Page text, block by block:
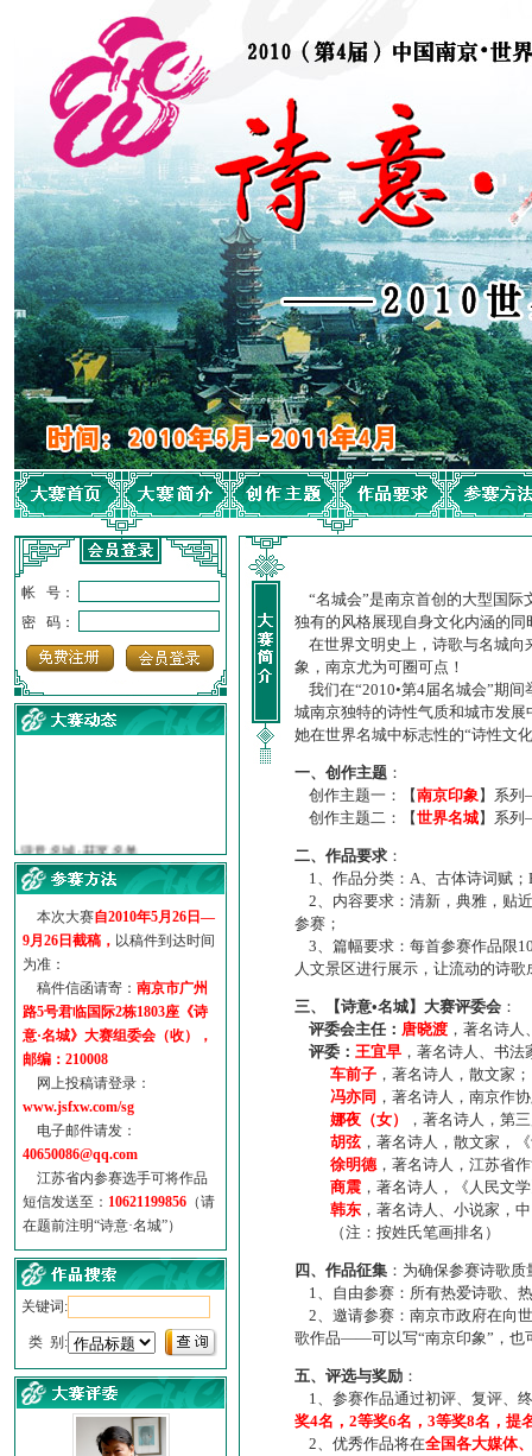
帐 号：
密 码：
·【诗意·名城】地铁展示作...
诗意名城·地铁时间
·地铁完美呈现【诗意·名城...
参赛作品多达5000多首
“诗意·名城”晒诗会
特别通知--致广大诗词爱好...
本次大赛自2010年5月26日—
9月26日截稿， 以稿件到达时间
为准：
稿件信函请寄： 南京市广州
路5号君临国际2栋1803座《诗
意·名城》大赛组委会（收），
邮编：210008
网上投稿请登录：
www.jsfxw.com/sg
电子邮件请发：
40650086@qq.com
江苏省内参赛选手可将作品
短信发送至： 10621199856 （请
在题前注明“诗意·名城”）
关键词:
类 别:
“名城会”是南京首创的大型国际
独有的风格展现自身文化内涵的
在世界文明史上，诗歌与名城向
象，南京尤为可圈可点！
我们在“2010•第4届名城会”期
城南京独特的诗性气质和城市发
她在世界名城中标志性的“诗性文
一、创作主题 ：
创作主题一：【南京印象】系
创作主题二：【世界名城】系
二、作品要求 ：
1、作品分类：A、古体诗词赋；
2、内容要求：清新，典雅，贴
参赛；
3、篇幅要求：每首参赛作品限
人文景区进行展示，让流动的诗
三、【诗意•名城】大赛评委会 ：
评委会主任： 唐晓渡 ，著名诗
评委： 王宜早 ，著名诗人、书
车前子 ，著名诗人，散文家；
冯亦同 ，著名诗人，南京作
娜夜（女）
，著名诗人，第
胡弦，著名诗人，散文家，
徐明德，著名诗人，江苏省
商震 ，著名诗人，《人民文
韩东 ，著名诗人、小说家，
（注：按姓氏笔画排名）
四、作品征集 ：为确保参赛诗歌
1、自由参赛：所有热爱诗歌、
2、邀请参赛：南京市政府在向
歌作品——可以写“南京印象”，也
五、评选与奖励 ：
1、参赛作品通过初评、复评、
奖4名，2等奖6名，3等奖8名，提
2、优秀作品将在全国各大媒体